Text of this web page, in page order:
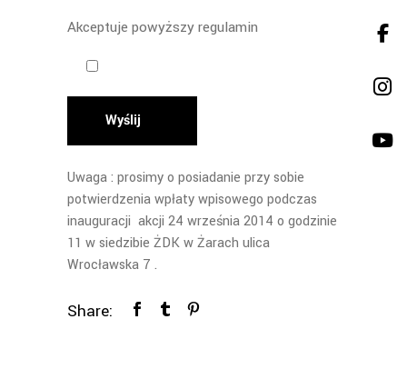
Akceptuje powyższy regulamin
Wyślij
Uwaga : prosimy o posiadanie przy sobie
potwierdzenia wpłaty wpisowego podczas
inauguracji akcji 24 września 2014 o godzinie
11 w siedzibie ŻDK w Żarach ulica
Wrocławska 7 .
Share: